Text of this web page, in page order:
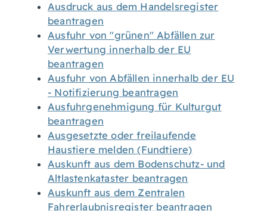
Ausdruck aus dem Handelsregister
beantragen
Ausfuhr von "grünen" Abfällen zur
Verwertung innerhalb der EU
beantragen
Ausfuhr von Abfällen innerhalb der EU
- Notifizierung beantragen
Ausfuhrgenehmigung für Kulturgut
beantragen
Ausgesetzte oder freilaufende
Haustiere melden (Fundtiere)
Auskunft aus dem Bodenschutz- und
Altlastenkataster beantragen
Auskunft aus dem Zentralen
Fahrerlaubnisregister beantragen